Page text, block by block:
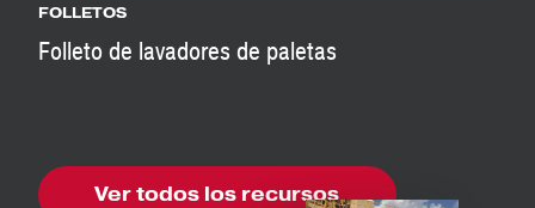
FOLLETOS
Folleto de lavadores de paletas
Ver todos los recursos